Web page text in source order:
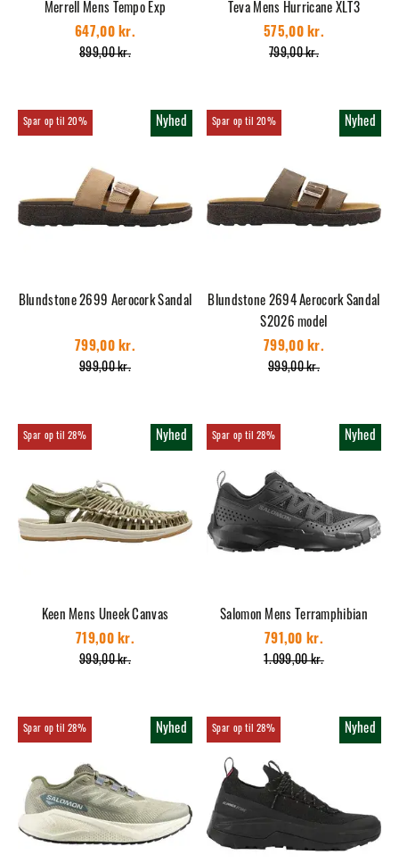
Merrell Mens Tempo Exp
899,00 kr.
647,00 kr.
Teva Mens Hurricane XLT3
799,00 kr.
575,00 kr.
20% Nyhed
Blundstone 2699 Aerocork Sandal
999,00 kr.
799,00 kr.
20% Nyhed
Blundstone 2694 Aerocork Sandal
S2026 model
999,00 kr.
799,00 kr.
28% Nyhed
Keen Mens Uneek Canvas
999,00 kr.
719,00 kr.
28% Nyhed
Salomon Mens Terramphibian
1.099,00 kr.
791,00 kr.
28% Nyhed 28% Nyhed